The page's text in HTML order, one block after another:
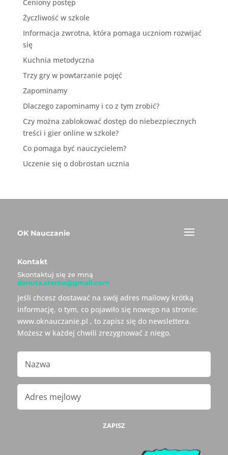
Ceniony postęp
Życzliwość w szkole
Informacja zwrotna, która pomaga uczniom rozwijać
się
Kuchnia metodyczna
Trzy gry w powtarzanie pojęć
Zapominamy
Dlaczego zapominamy i co z tym zrobić?
Czy można zablokować dostęp do niebezpiecznych
treści i gier online w szkole?
Co pomaga być nauczycielem?
Uczenie się o dobrostan ucznia
OK Nauczanie
Kontakt
Skontaktuj się ze mną
danuta.sterna@gmail.com
Jeśli chcesz dostawać na swój adres mailowy krótką
informację, o tym, co pojawiło się nowego na stronie:
www.oknauczanie.pl , to zapisz się do newslettera.
Możesz w każdej chwili zrezygnować z niego.
ZAPISZ